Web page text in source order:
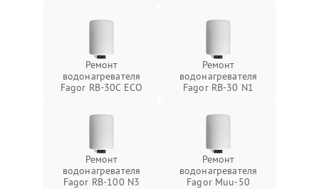
Ремонт
водонагревателя
Fagor RB-30C ECO
Ремонт
водонагревателя
Fagor RB-30 N1
Ремонт
водонагревателя
Fagor RB-100 N3
Ремонт
водонагревателя
Fagor Muu-50